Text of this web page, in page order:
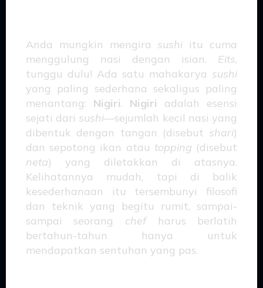
Anda mungkin mengira sushi itu cuma
menggulung nasi dengan isian. Eits,
tunggu dulu! Ada satu mahakarya sushi
yang paling sederhana sekaligus paling
menantang: Nigiri. Nigiri adalah esensi
sejati dari sushi—sejumlah kecil nasi yang
dibentuk dengan tangan (disebut shari)
dan sepotong ikan atau topping (disebut
neta) yang diletakkan di atasnya.
Kelihatannya mudah, tapi di balik
kesederhanaan itu tersembunyi filosofi
dan teknik yang begitu rumit, sampai-
sampai seorang chefharus berlatih
bertahun-tahun hanya untuk
mendapatkan sentuhan yang pas.